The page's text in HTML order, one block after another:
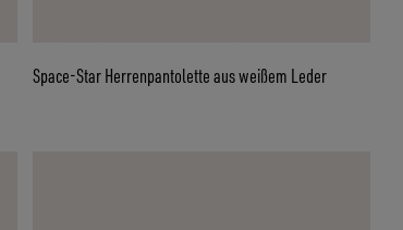
Space-Star Herrenpantolette aus weißem Leder